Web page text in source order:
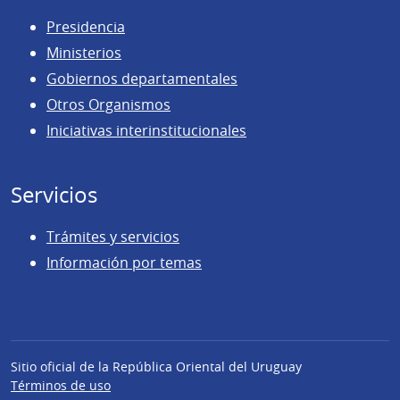
Presidencia
Ministerios
Gobiernos departamentales
Otros Organismos
Iniciativas interinstitucionales
Servicios
Trámites y servicios
Información por temas
Sitio oficial de la República Oriental del Uruguay
Términos de uso